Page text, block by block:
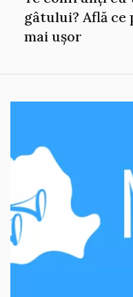
gâtului? Află ce
mai ușor